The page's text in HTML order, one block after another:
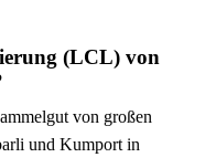
(LCL) von
von großen
und Kumport in